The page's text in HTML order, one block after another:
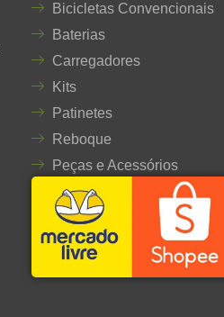
Bicicletas Convencionais
Baterias
Carregadores
Kits
Patinetes
Reboque
Peças e Acessórios